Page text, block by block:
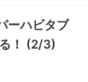
ーハビタブ
！ (2/3)